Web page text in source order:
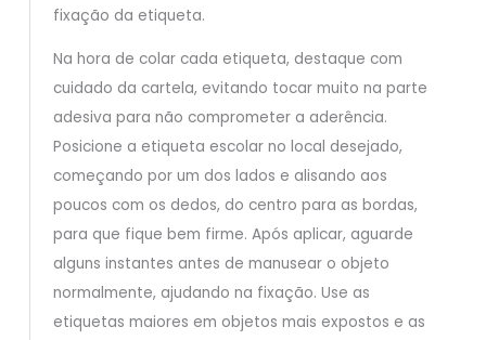
fixação da etiqueta.
Na hora de colar cada etiqueta, destaque com
cuidado da cartela, evitando tocar muito na parte
adesiva para não comprometer a aderência.
Posicione a etiqueta escolar no local desejado,
começando por um dos lados e alisando aos
poucos com os dedos, do centro para as bordas,
para que fique bem firme. Após aplicar, aguarde
alguns instantes antes de manusear o objeto
normalmente, ajudando na fixação. Use as
etiquetas maiores em objetos mais expostos e as